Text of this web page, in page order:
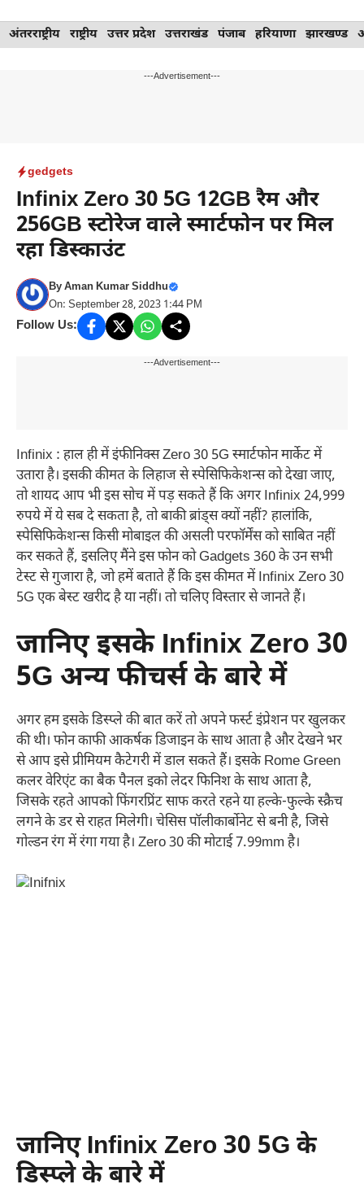
Skip
to
अंतरराष्ट्रीय राष्ट्रीय उत्तर प्रदेश उत्तराखंड पंजाब हरियाणा झारखण्ड
---Advertisement---
gedgets
Infinix Zero 30 5G 12GB रैम और
256GB स्टोरेज वाले स्मार्टफोन पर मिल
रहा डिस्काउंट
ByAman Kumar Siddhu
On: September 28, 2023 1:44 PM
Follow Us:
---Advertisement---
Infinix : हाल ही में इंफीनिक्स Zero 30 5G स्मार्टफोन मार्केट में
उतारा है। इसकी कीमत के लिहाज से स्पेसिफिकेशन्स को देखा जाए,
तो शायद आप भी इस सोच में पड़ सकते हैं कि अगर Infinix 24,999
रुपये में ये सब दे सकता है, तो बाकी ब्रांड्स क्यों नहीं? हालांकि,
स्पेसिफिकेशन्स किसी मोबाइल की असली परफॉर्मेंस को साबित नहीं
कर सकते हैं, इसलिए मैंने इस फोन को Gadgets 360 के उन सभी
टेस्ट से गुजारा है, जो हमें बताते हैं कि इस कीमत में Infinix Zero 30
5G एक बेस्ट खरीद है या नहीं। तो चलिए विस्तार से जानते हैं।
जानिए इसके Infinix Zero 30
5G अन्य फीचर्स के बारे में
अगर हम इसके डिस्प्ले की बात करें तो अपने फर्स्ट इंप्रेशन पर खुलकर
की थी। फोन काफी आकर्षक डिजाइन के साथ आता है और देखने भर
से आप इसे प्रीमियम कैटेगरी में डाल सकते हैं। इसके Rome Green
कलर वेरिएंट का बैक पैनल इको लेदर फिनिश के साथ आता है,
जिसके रहते आपको फिंगरप्रिंट साफ करते रहने या हल्के-फुल्के स्क्रैच
लगने के डर से राहत मिलेगी। चेसिस पॉलीकार्बोनेट से बनी है, जिसे
गोल्डन रंग में रंगा गया है। Zero 30 की मोटाई 7.99mm है।
जानिए Infinix Zero 30 5G के
डिस्प्ले के बारे में